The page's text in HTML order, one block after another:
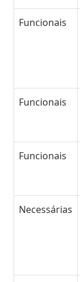
Funcionais
Funcionais
Funcionais
Necessárias